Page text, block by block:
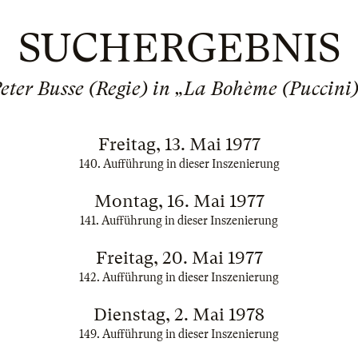
SUCHERGEBNIS
Busse (Regie) in „La Bohème
Freitag, 13. Mai 1977
140. Aufführung in dieser Inszenierung
Montag, 16. Mai 1977
141. Aufführung in dieser Inszenierung
Freitag, 20. Mai 1977
142. Aufführung in dieser Inszenierung
Dienstag, 2. Mai 1978
149. Aufführung in dieser Inszenierung